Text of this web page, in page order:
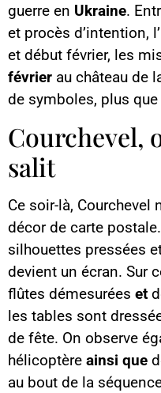
guerre en Ukraine.
et procès d’intention,
et début février, les
février au château de
de symboles, plus
Courchevel,
salit
Ce soir-là, Courchevel
décor de carte
silhouettes pressées
devient un écran. Sur
flûtes démesurées et
les tables sont
de fête. On observe
hélicoptère ainsi que
au bout de la